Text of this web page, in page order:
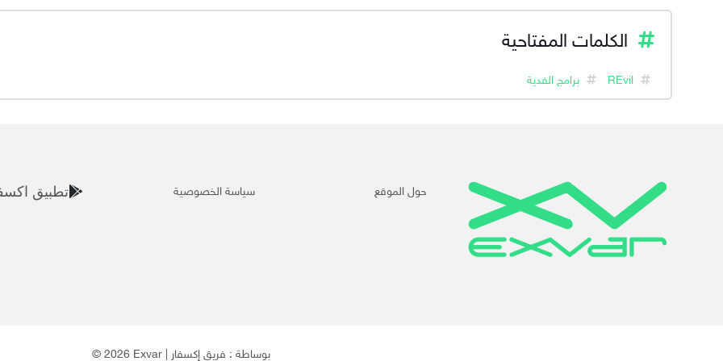
الكلمات المفتاحية
REvil برامج الفدية
حول الموقع سياسة الخصوصية تطبيق
© 2026 Exvar | بوساطة : فريق إكسفار